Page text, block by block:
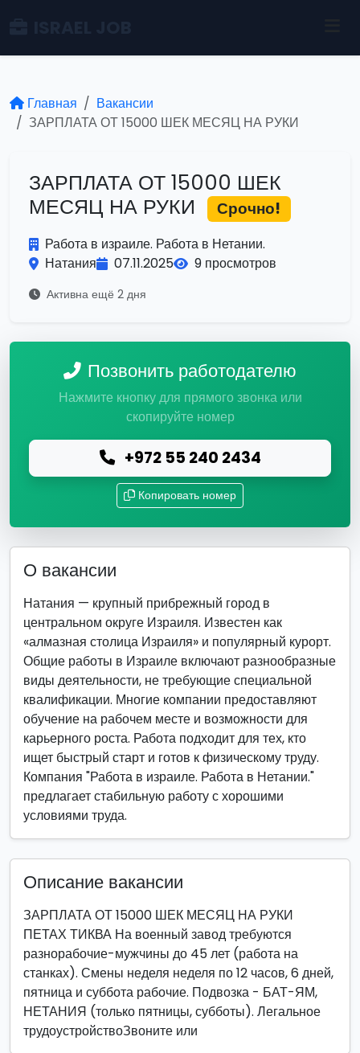
Главная
Вакансии
ЗАРПЛАТА ОТ 15000 ШЕК МЕСЯЦ НА РУКИ
ЗАРПЛАТА ОТ 15000 ШЕК
МЕСЯЦ НА РУКИ
Срочно!
Работа в израиле. Работа в Нетании.
Натания
07.11.2025 9 просмотров
Активна ещё 2 дня
Позвонить работодателю
Нажмите кнопку для прямого звонка или
скопируйте номер
+972 55 240 2434
Копировать номер
О вакансии
Натания — крупный прибрежный город в
центральном округе Израиля. Известен как
«алмазная столица Израиля» и популярный курорт.
Общие работы в Израиле включают разнообразные
виды деятельности, не требующие специальной
квалификации. Многие компании предоставляют
обучение на рабочем месте и возможности для
карьерного роста. Работа подходит для тех, кто
ищет быстрый старт и готов к физическому труду.
Компания "Работа в израиле. Работа в Нетании."
предлагает стабильную работу с хорошими
условиями труда.
Описание вакансии
ЗАРПЛАТА ОТ 15000 ШЕК МЕСЯЦ НА РУКИ
ПЕТАХ ТИКВА На военный завод требуются
разнорабочие-мужчины до 45 лет (работа на
станках). Смены неделя неделя по 12 часов, 6 дней,
пятница и суббота рабочие. Подвозка - БАТ-ЯМ,
НЕТАНИЯ (только пятницы, субботы). Легальное
трудоустройствоЗвоните или